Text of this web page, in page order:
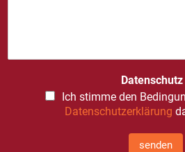
Datenschutz
Ich stimme den
Datenschutzerklärung
senden